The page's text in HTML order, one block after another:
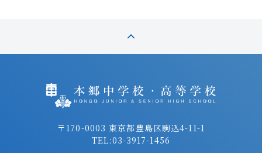
〒170-0003 東京都豊島区駒込4-11-1
TEL:03-3917-1456